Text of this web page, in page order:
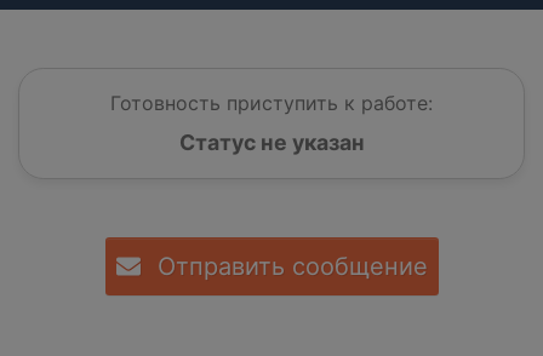
Готовность приступить к работе:
Статус не указан
Отправить сообщение